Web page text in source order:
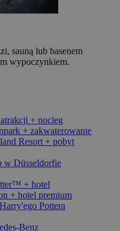
sauną lub basenem
wypoczynkiem.
+ nocleg
+ zakwaterowanie
Resort + pobyt
w Düsseldorfie
+ hotel
+ hotel premium
Pottera
Benz